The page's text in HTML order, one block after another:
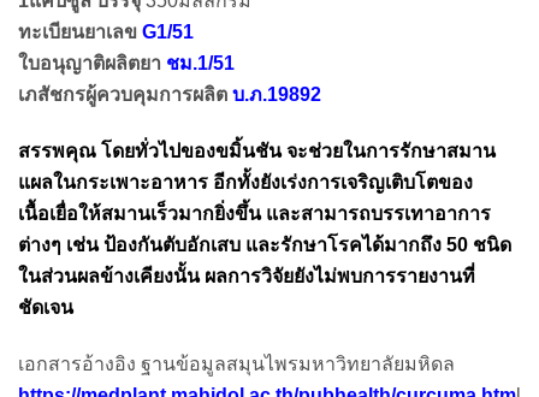
ทะเบียนยาเลข G1/51
ใบอนุญาติผลิตยา ชม.1/51
เภสัชกรผู้ควบคุมการผลิต บ.ภ.19892
สรรพคุณ โดยทั่วไปของขมิ้นชัน จะช่วยในการรักษาสมาน
แผลในกระเพาะอาหาร อีกทั้งยังเร่งการเจริญเติบโตของ
เนื้อเยื่อให้สมานเร็วมากยิ่งขึ้น และสามารถบรรเทาอาการ
ต่างๆ เช่น ป้องกันตับอักเสบ และรักษาโรคได้มากถึง 50 ชนิด
ในส่วนผลข้างเคียงนั้น ผลการวิจัยยังไม่พบการรายงานที่
ชัดเจน
เอกสารอ้างอิง ฐานข้อมูลสมุนไพรมหาวิทยาลัยมหิดล